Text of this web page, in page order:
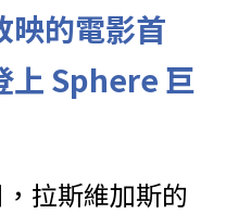
映的電影首
上 Sphere 巨
拉斯維加斯的